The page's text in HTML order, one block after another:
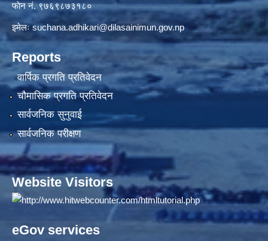
फाेन नं. ९७६९८७३१८०
इमेलःsuchana.adhikari@dilasainimun.gov.np
Reports
वार्षिक प्रगति प्रतिवेदन
चौमासिक प्रगति प्रतिवेदन
सार्वजनिक सुनुवाई
सार्वजनिक परीक्षण
Website Visitors
eGov services